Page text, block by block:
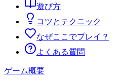
遊び方
コツとテクニック
なぜここでプレイ？
よくある質問
ゲーム概要